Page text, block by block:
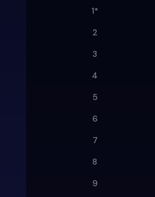
1*
2
3
4
5
6
7
8
9